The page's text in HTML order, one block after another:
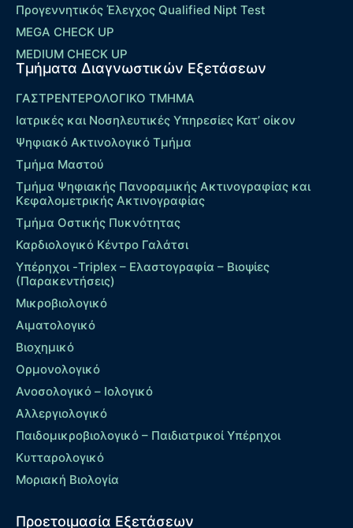
Προγεννητικός Έλεγχος Qualified Nipt Test
MEGA CHECK UP
MEDIUM CHECK UP
Τμήματα Διαγνωστικών Εξετάσεων
ΓΑΣΤΡΕΝΤΕΡΟΛΟΓΙΚΟ ΤΜΗΜΑ
Ιατρικές και Νοσηλευτικές Υπηρεσίες Κατ’ οίκον
Ψηφιακό Ακτινολογικό Τμήμα
Τμήμα Μαστού
Τμήμα Ψηφιακής Πανοραμικής Ακτινογραφίας και
Κεφαλομετρικής Ακτινογραφίας
Τμήμα Οστικής Πυκνότητας
Καρδιολογικό Κέντρο Γαλάτσι
Υπέρηχοι -Triplex – Eλαστογραφία – Βιοψίες
(Παρακεντήσεις)
Μικροβιολογικό
Αιματολογικό
Βιοχημικό
Ορμονολογικό
Ανοσολογικό – Ιολογικό
Αλλεργιολογικό
Παιδομικροβιολογικό – Παιδιατρικοί Υπέρηχοι
Κυτταρολογικό
Μοριακή Βιολογία
Προετοιμασία Εξετάσεων